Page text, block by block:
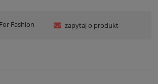
Fashion zapytaj o produkt